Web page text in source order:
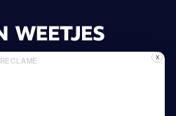
RECLAME X